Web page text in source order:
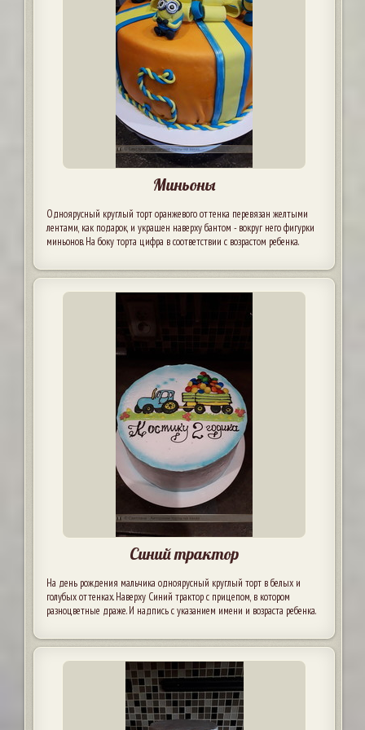
Миньоны
Одноярусный круглый торт оранжевого оттенка перевязан желтыми
лентами, как подарок, и украшен наверху бантом - вокруг него фигурки
миньонов. На боку торта цифра в соответствии с возрастом ребенка.
Синий трактор
На день рождения мальчика одноярусный круглый торт в белых и
голубых оттенках. Наверху Синий трактор с прицепом, в котором
разноцветные драже. И надпись с указанием имени и возраста ребенка.